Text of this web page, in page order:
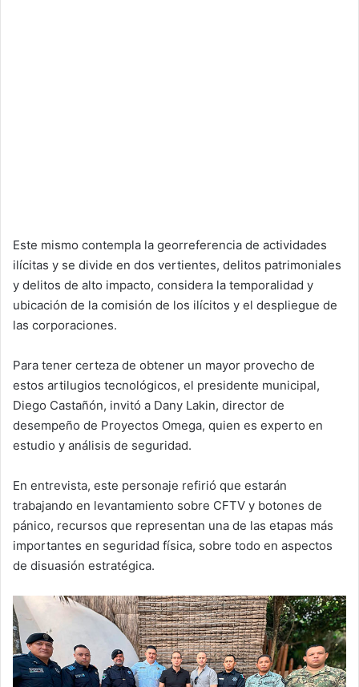
Este mismo contempla la georreferencia de actividades
ilícitas y se divide en dos vertientes, delitos patrimoniales
y delitos de alto impacto, considera la temporalidad y
ubicación de la comisión de los ilícitos y el despliegue de
las corporaciones.
Para tener certeza de obtener un mayor provecho de
estos artilugios tecnológicos, el presidente municipal,
Diego Castañón, invitó a Dany Lakin, director de
desempeño de Proyectos Omega, quien es experto en
estudio y análisis de seguridad.
En entrevista, este personaje refirió que estarán
trabajando en levantamiento sobre CFTV y botones de
pánico, recursos que representan una de las etapas más
importantes en seguridad física, sobre todo en aspectos
de disuasión estratégica.